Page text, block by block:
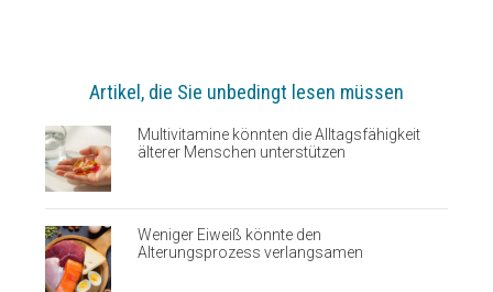
Artikel, die Sie unbedingt lesen müssen
Multivitamine könnten die Alltagsfähigkeit
älterer Menschen unterstützen
Weniger Eiweiß könnte den
Alterungsprozess verlangsamen